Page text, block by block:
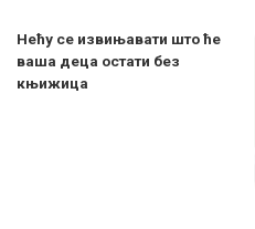
Нећу се извињавати што ће
ваша деца остати без
књижица